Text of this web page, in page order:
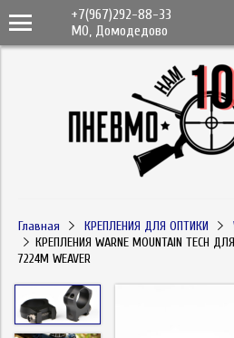
+7(967)292-88-33
МО, Домодедово
Главная КРЕПЛЕНИЯ ДЛЯ ОПТИКИ
КРЕПЛЕНИЯ WARNE MOUNTAIN TECH
7224M WEAVER